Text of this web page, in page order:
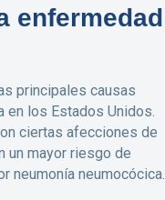
enfermedad
principales causas
en los Estados Unidos.
ciertas afecciones de
un mayor riesgo de
neumonía neumocócica.